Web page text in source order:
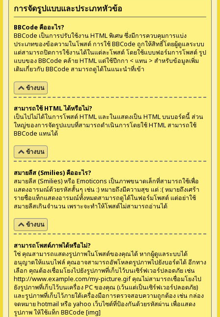
การจัดรูปแบบและประเภทหัวข้อ
BBCode คืออะไร?
BBCode เป็นการปรับใช้งาน HTML พิเศษ ซึ่งมีการควบคุมการแบ่ง
ประเภทของข้อความในโพสต์ การใช้ BBCode ถูกให้สิทธิ์โดยผู้ดูแลระบบ
แต่สามารถปิดการใช้งานได้ในแต่ละโพสต์ โดยใช้แบบฟอร์มการโพสต์ รูป
แบบของ BBCode คล้าย HTML แต่ใช้ปีกกา < แทน > สำหรับข้อมูลเพิ่ม
เติมเกี่ยวกับ BBCode สามารถดูได้ในแนะนำที่เข้า
ข้างบน
สามารถใช้ HTML ได้หรือไม่?
เป็นไปไม่ได้ในการโพสต์ HTML และในแสดงเป็น HTML บนบอร์ดนี้ ส่วน
ใหญ่ของการจัดรูปแบบที่สามารถดำเนินการโดยใช้ HTML สามารถใช้
BBCode แทนได้
ข้างบน
สมายลีส (Smilies) คืออะไร?
สมายลีส (Smilies) หรือ Emoticons เป็นภาพขนาดเล็กที่สามารถใช้เพื่อ
แสดงอารมณ์ด้วยรหัสสั้นๆ เช่น :) หมายถึงมีความสุข แต่ :( หมายถึงเศร้า
รายชื่อแท็กแสดงอารมณ์ทั้งหมดสามารถดูได้ในฟอร์มโพสต์ แต่อย่าใช้
สมายลีสเกินจำนวน เพราะจะทำให้โพสต์ไม่สามารถอ่านได้
ข้างบน
สามารถโพสต์ภาพได้หรือไม่?
ใช่ คุณสามารถแสดงรูปภาพในโพสต์ของคุณได้ หากผู้ดูแลระบบได้
อนุญาตให้แนบไฟล์ คุณอาจสามารถอัพโหลดรูปภาพไปยังบอร์ดได้ อีกทาง
เลือก คุณต้องเชื่อมโยงไปยังรูปภาพที่เก็บไว้บนเซิร์ฟเวอร์ปลอดภัย เช่น
http://www.example.com/my-picture.gif คุณไม่สามารถเชื่อมโยงไป
ยังรูปภาพที่เก็บไว้บนเครื่อง PC ของคุณ (เว้นแต่เป็นเซิร์ฟเวอร์ปลอดภัย)
และรูปภาพที่เก็บไว้ภายใต้เครื่องมือการตรวจสอบความถูกต้อง เช่น กล่อง
จดหมาย hotmail หรือ yahoo เว็บไซต์ที่ป้องกันด้วยรหัสผ่าน เพื่อแสดง
รูปภาพ ให้ใช้แท็ก BBCode [img]